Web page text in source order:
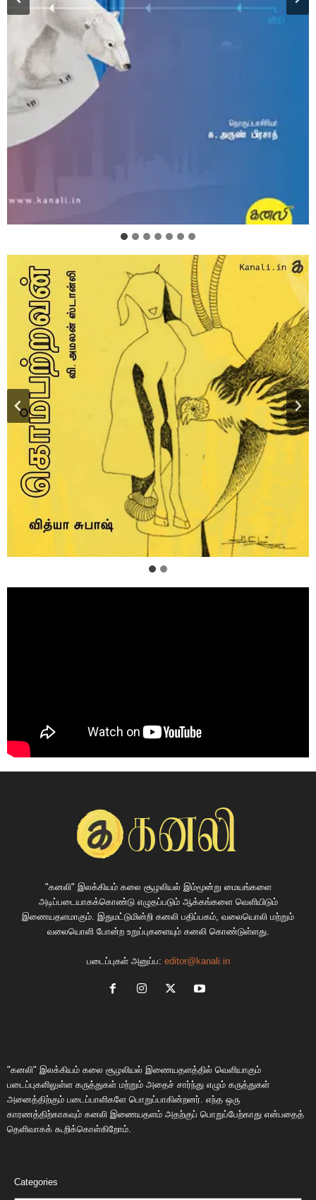
"கனலி" இலக்கியம் கலை சூழலியல் இம்மூன்று மையங்களை
அடிப்படையாகக்கொண்டு எழுதப்படும் ஆக்கங்களை வெளியிடும்
இணையதளமாகும். இதுமட்டுமின்றி கனலி பதிப்பகம், வலையொலி மற்றும்
வலையொளி போன்ற உறுப்புகளையும் கனலி கொண்டுள்ளது.
படைப்புகள் அனுப்ப: editor@kanali.in
"கனலி" இலக்கியம் கலை சூழலியல் இணையதளத்தில் வெளியாகும்
படைப்புகளிலுள்ள கருத்துகள் மற்றும் அதைச் சார்ந்து எழும் கருத்துகள்
அனைத்திற்கும் படைப்பாளிகளே பொறுப்பாகின்றனர். எந்த ஒரு
காரணத்திற்காகவும் கனலி இணையதளம் அதற்குப் பொறுப்பேற்காது என்பதைத்
தெளிவாகக் கூறிக்கொள்கிறோம்.
Categories